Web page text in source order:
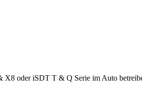
oder iSDT T & Q Serie im Auto